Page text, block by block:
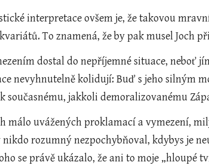
interpretace ovšem je, že takovou
To znamená, že by pak musel Joch
dostal do nepříjemné situace, neboť
nevyhnutelně kolidují: Buď s jeho silným
jakkoli demoralizovanému
málo uvážených proklamací a vymezení,
rozumný nezpochybňoval, kdybys je
se právě ukázalo, že ani to moje „hloupé